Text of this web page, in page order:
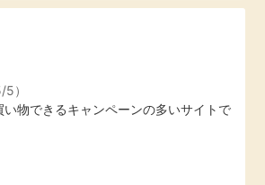
カード
5）
い物できるキャンペーンの多いサイトで